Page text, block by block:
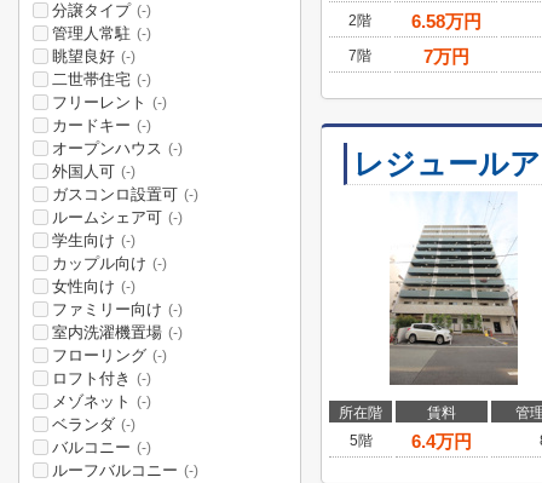
2階 6.58万円
7階 7万円
レジュール
所在階 賃料
管
5階
6.4万円
分譲タイプ (-)
管理人常駐 (-)
眺望良好 (-)
二世帯住宅 (-)
フリーレント (-)
カードキー (-)
オープンハウス (-)
外国人可 (-)
ガスコンロ設置可 (-)
ルームシェア可 (-)
学生向け (-)
カップル向け (-)
女性向け (-)
ファミリー向け (-)
室内洗濯機置場 (-)
フローリング (-)
ロフト付き (-)
メゾネット (-)
ベランダ (-)
バルコニー (-)
ルーフバルコニー (-)